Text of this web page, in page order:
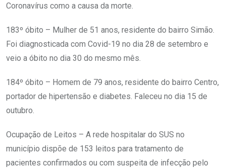
Coronavírus como a causa da morte.
183º óbito – Mulher de 51 anos, residente do bairro Simão.
Foi diagnosticada com Covid-19 no dia 28 de setembro e
veio a óbito no dia 30 do mesmo mês.
184º óbito – Homem de 79 anos, residente do bairro Centro,
portador de hipertensão e diabetes. Faleceu no dia 15 de
outubro.
Ocupação de Leitos – A rede hospitalar do SUS no
município dispõe de 153 leitos para tratamento de
pacientes confirmados ou com suspeita de infecção pelo